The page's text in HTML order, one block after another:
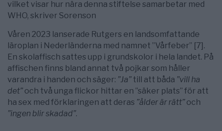
vilket visar hur nära denna stiftelse samarbetar med
WHO, skriver Sorenson
Våren 2023 lanserade Rutgers en landsomfattande
läroplan i Nederländerna med namnet ”Vårfeber” [7].
En skolaffisch sattes upp i grundskolor i hela landet. På
affischen finns bland annat två pojkar som håller
varandra i handen och säger: ”Ja”till att båda ”vill ha
det”och två unga flickor hittar en ”säker plats” för att
ha sex med förklaringen att deras ”ålder är rätt”och
”ingen blir skadad”.